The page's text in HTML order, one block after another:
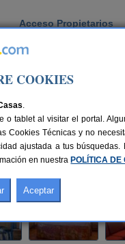
Acceso Propietarios
COOKIES
.
tablet al visitar el portal.
Cookies Técnicas y no
ajustada a tus
en nuestra POLÍTICA DE